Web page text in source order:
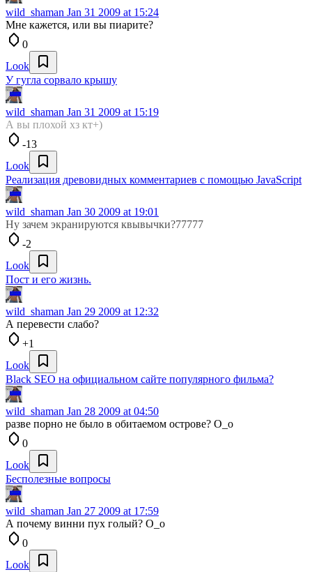
wild_shaman Jan 31 2009 at 15:24
Мне кажется, или вы пиарите?
0
Look
У гугла сорвало крышу
wild_shaman Jan 31 2009 at 15:19
А вы плохой хз кт+)
-13
Look
Реализация древовидных комментариев с помощью JavaScript
wild_shaman Jan 30 2009 at 19:01
Ну зачем экранируются квывычки?77777
-2
Look
Пост и его жизнь.
wild_shaman Jan 29 2009 at 12:32
А перевести слабо?
+1
Look
Black SEO на официальном сайте популярного фильма?
wild_shaman Jan 28 2009 at 04:50
разве порно не было в обитаемом острове? О_о
0
Look
Бесполезные вопросы
wild_shaman Jan 27 2009 at 17:59
А почему винни пух голый? О_о
0
Look